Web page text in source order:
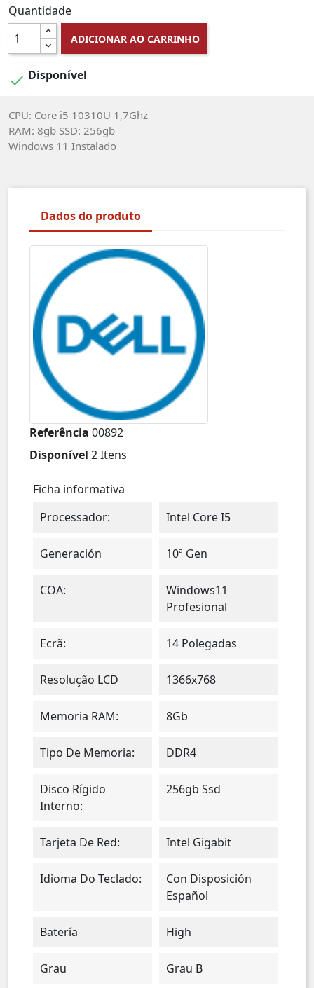
Quantidade
ADICIONAR AO CARRINHO
 Disponível
CPU: Core i5 10310U 1,7Ghz
RAM: 8gb SSD: 256gb
Windows 11 Instalado
Dados do produto
Referência 00892
Disponível 2 Itens
Ficha informativa
Processador:
Intel Core I5
Generación 10ª Gen
COA:
Windows11
Profesional
Ecrã: 14 Polegadas
Resolução LCD 1366x768
Memoria RAM: 8Gb
Tipo De Memoria: DDR4
Disco Rígido
Interno:
256gb Ssd
Tarjeta De Red: Intel Gigabit
Idioma Do Teclado:
Con Disposición
Español
Batería High
Grau Grau B